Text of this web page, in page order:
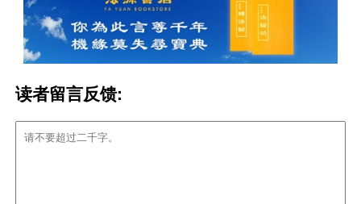
读者留言反馈: